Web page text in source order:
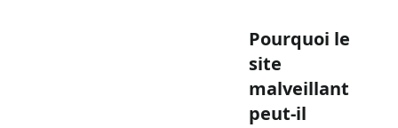
Pourquoi le
site
malveillant
peut-il